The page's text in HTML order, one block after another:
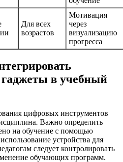
Для всех
возрастов
Мотивация
через
визуализацию
прогресса
гаджеты в учебный
цифровых инструментов
Важно определить
на обучение с помощью
устройства для
следует контролировать
обучающих программ.